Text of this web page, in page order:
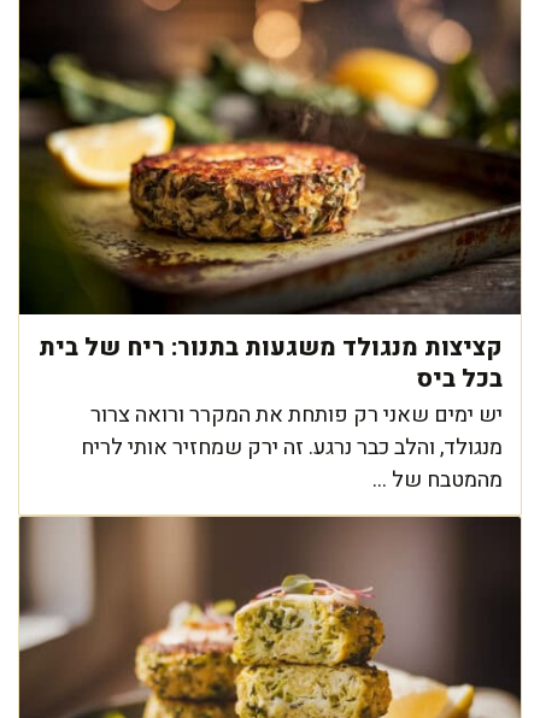
קציצות מנגולד משגעות בתנור: ריח של בית
בכל ביס
יש ימים שאני רק פותחת את המקרר ורואה צרור
מנגולד, והלב כבר נרגע. זה ירק שמחזיר אותי לריח
מהמטבח של ...